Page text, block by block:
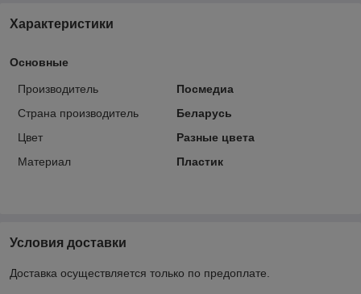
Характеристики
Основные
Производитель
Посмедиа
Страна производитель
Беларусь
Цвет
Разные цвета
Материал
Пластик
Условия доставки
Доставка осуществляется только по предоплате.